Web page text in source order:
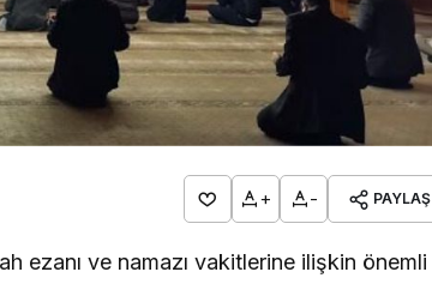
+ - PAYLAŞ
ezanı ve namazı vakitlerine ilişkin önemli